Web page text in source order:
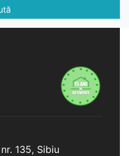
135, Sibiu